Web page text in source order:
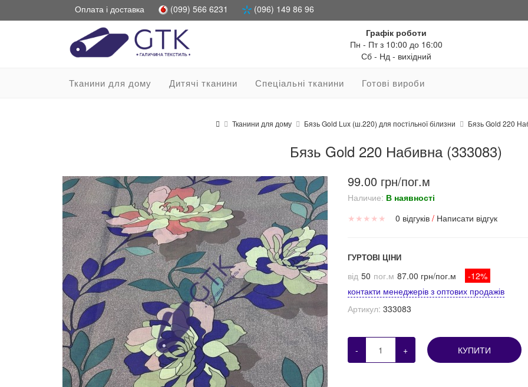
Оплата і доставка (099) 566 6231
(096) 149 86 96
Графік роботи
Пн - Пт з 10:00 до 16:00
Сб - Нд - вихідний
Тканини для дому Дитячі тканини Спеціальні тканини Готові вироби
Тканини для дому Бязь Gold Lux (ш.220) для постільної білизни Бязь Gold 220
Бязь Gold 220 Набивна (333083)
99.00 грн/пог.м
Наличие: В наявності
★ ★ ★ ★ ★ 0 відгуків/ Написати відгук
ГУРТОВІ ЦІНИ
від 50 пог.м 87.00 грн/пог.м
-12%
контакти менеджерів з оптових продажів
Артикул: 333083
- + КУПИТИ